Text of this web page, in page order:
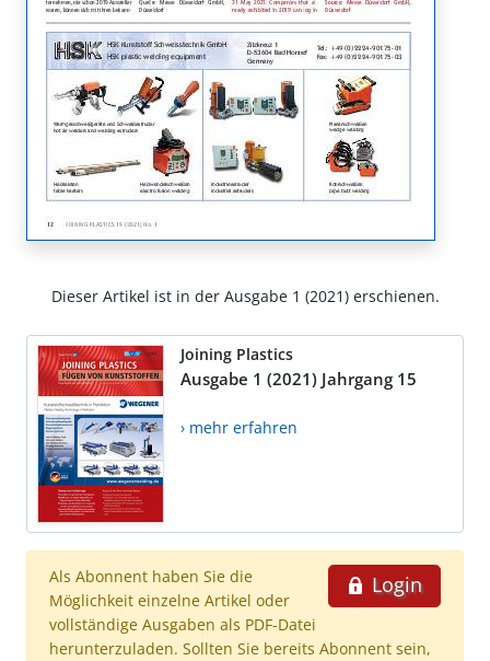
Dieser Artikel ist in der Ausgabe 1 (2021) erschienen.
Joining Plastics
Ausgabe 1 (2021) Jahrgang 15
› mehr erfahren
Login
Als Abonnent haben Sie die
Möglichkeit einzelne Artikel oder
vollständige Ausgaben als PDF-Datei
herunterzuladen. Sollten Sie bereits Abonnent sein,